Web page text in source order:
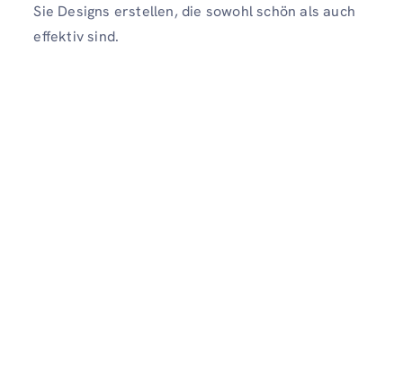
Sie Designs erstellen, die sowohl schön als auch
effektiv sind.